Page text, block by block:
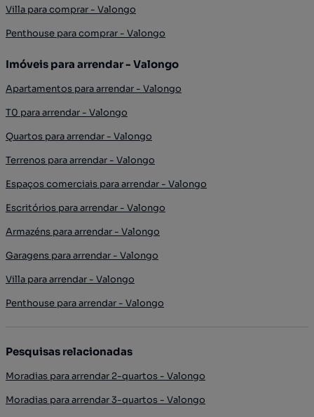
Villa para comprar - Valongo
Penthouse para comprar - Valongo
Imóveis para arrendar - Valongo
Apartamentos para arrendar - Valongo
T0 para arrendar - Valongo
Quartos para arrendar - Valongo
Terrenos para arrendar - Valongo
Espaços comerciais para arrendar - Valongo
Escritórios para arrendar - Valongo
Armazéns para arrendar - Valongo
Garagens para arrendar - Valongo
Villa para arrendar - Valongo
Penthouse para arrendar - Valongo
Pesquisas relacionadas
Moradias para arrendar 2-quartos - Valongo
Moradias para arrendar 3-quartos - Valongo